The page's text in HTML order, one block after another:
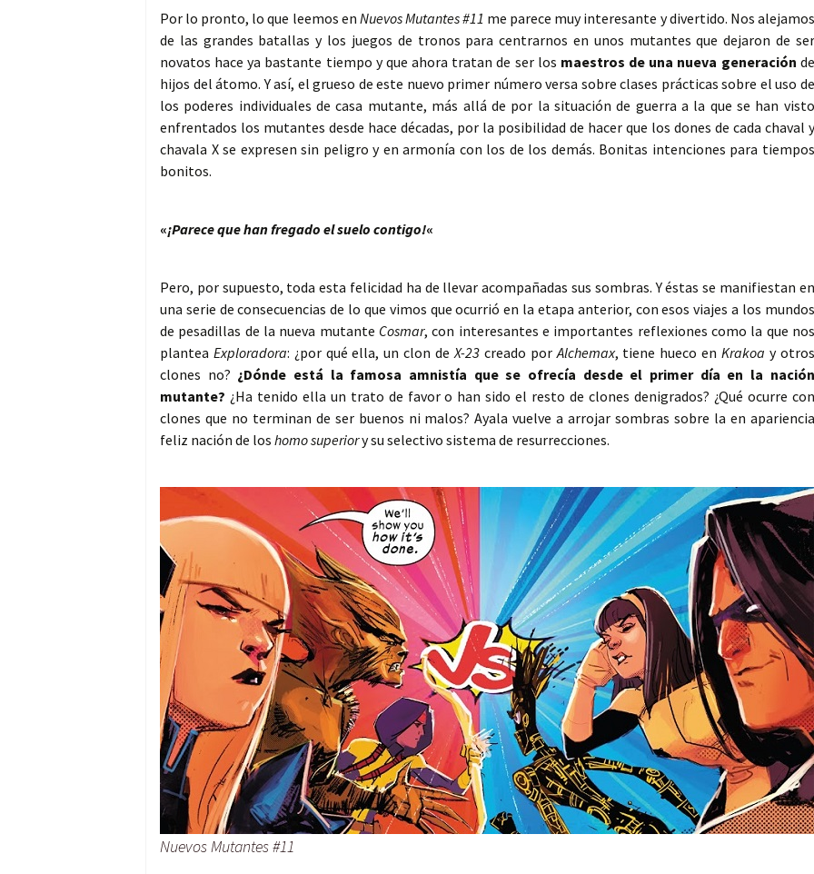
Por lo pronto, lo que leemos en Nuevos Mutantes #11 me parece muy interesante y divertido. Nos alejamos
de las grandes batallas y los juegos de tronos para centrarnos en unos mutantes que dejaron de ser
novatos hace ya bastante tiempo y que ahora tratan de ser los maestros de una nueva generación de
hijos del átomo. Y así, el grueso de este nuevo primer número versa sobre clases prácticas sobre el uso de
los poderes individuales de casa mutante, más allá de por la situación de guerra a la que se han visto
enfrentados los mutantes desde hace décadas, por la posibilidad de hacer que los dones de cada chaval y
chavala X se expresen sin peligro y en armonía con los de los demás. Bonitas intenciones para tiempos
bonitos.
«¡Parece que han fregado el suelo contigo!«
Pero, por supuesto, toda esta felicidad ha de llevar acompañadas sus sombras. Y éstas se manifiestan en
una serie de consecuencias de lo que vimos que ocurrió en la etapa anterior, con esos viajes a los mundos
de pesadillas de la nueva mutante Cosmar, con interesantes e importantes reflexiones como la que nos
plantea Exploradora: ¿por qué ella, un clon deX-23creado porAlchemax, tiene hueco enKrakoa y otros
clones no? ¿Dónde está la famosa amnistía que se ofrecía desde el primer día en la nación
mutante? ¿Ha tenido ella un trato de favor o han sido el resto de clones denigrados? ¿Qué ocurre con
clones que no terminan de ser buenos ni malos? Ayala vuelve a arrojar sombras sobre la en apariencia
feliz nación de los homo superiory su selectivo sistema de resurrecciones.
Nuevos Mutantes #11